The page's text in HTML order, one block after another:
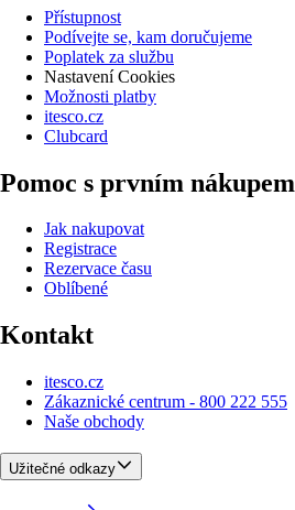
Přístupnost
Podívejte se, kam doručujeme
Poplatek za službu
Nastavení Cookies
Možnosti platby
itesco.cz
Clubcard
Pomoc s prvním nákupem
Jak nakupovat
Registrace
Rezervace času
Oblíbené
Kontakt
itesco.cz
Zákaznické centrum - 800 222 555
Naše obchody
Užitečné odkazy